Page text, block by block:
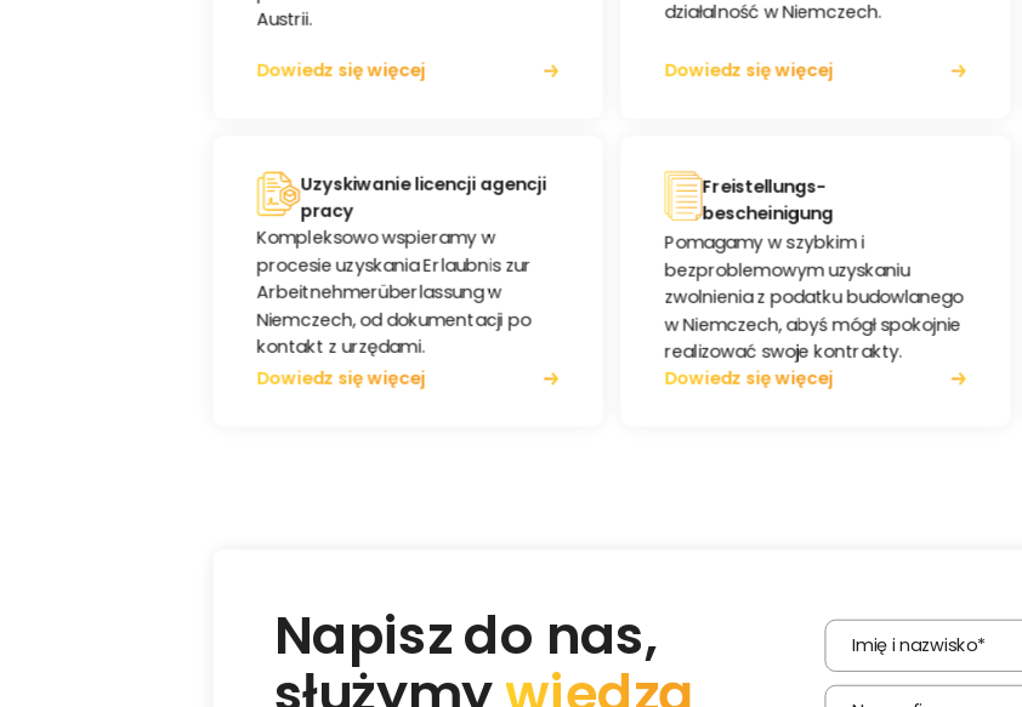
Austrii.
Dowiedz się więcej
działalność w Niemczech.
Dowiedz się więcej
Uzyskiwanie licencji agencji
pracy
Kompleksowo wspieramy w
procesie uzyskania Erlaubnis zur
Arbeitnehmerüberlassung w
Niemczech, od dokumentacji po
kontakt z urzędami.
Dowiedz się więcej
Freistellungs-
bescheinigung
Pomagamy w szybkim i
bezproblemowym uzyskaniu
zwolnienia z podatku budowlanego
w Niemczech, abyś mógł spokojnie
realizować swoje kontrakty.
Dowiedz się więcej
Napisz do nas,